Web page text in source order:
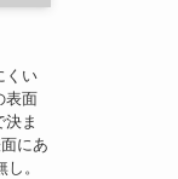
くい
表面
ま
にあ
。